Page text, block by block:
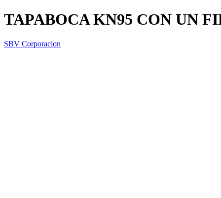
TAPABOCA KN95 CON UN
SBV Corporacion